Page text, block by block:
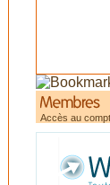
Accès au